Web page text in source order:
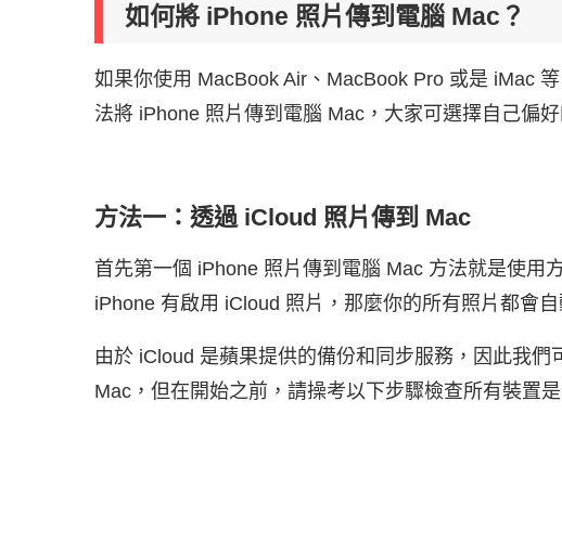
如何將 iPhone 照片傳到電腦 Mac？
如果你使用 MacBook Air、MacBook Pro 或是 iMac
法將 iPhone 照片傳到電腦 Mac，大家可選擇自己偏好
方法一：透過 iCloud 照片傳到 Mac
首先第一個 iPhone 照片傳到電腦 Mac 方法就是使用
iPhone 有啟用 iCloud 照片，那麼你的所有照片都會
由於 iCloud 是蘋果提供的備份和同步服務，因此我們
Mac，但在開始之前，請操考以下步驟檢查所有裝置